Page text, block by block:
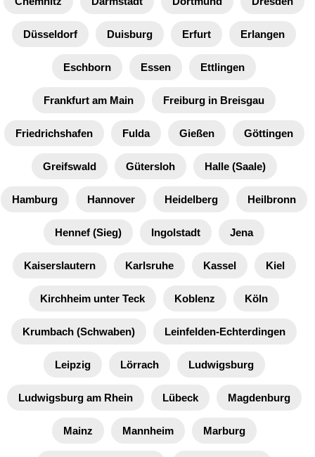
Düsseldorf Duisburg Erfurt Erlangen
Eschborn Essen Ettlingen
Frankfurt am Main Freiburg in Breisgau
Friedrichshafen Fulda Gießen Göttingen
Greifswald Gütersloh Halle (Saale)
Hamburg Hannover Heidelberg Heilbronn
Hennef (Sieg) Ingolstadt Jena
Kaiserslautern Karlsruhe Kassel Kiel
Kirchheim unter Teck Koblenz Köln
Krumbach (Schwaben) Leinfelden-Echterdingen
Leipzig Lörrach Ludwigsburg
Ludwigsburg am Rhein Lübeck Magdenburg
Mainz Mannheim Marburg